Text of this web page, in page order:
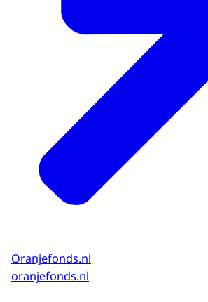
Oranjefonds.nl
oranjefonds.nl